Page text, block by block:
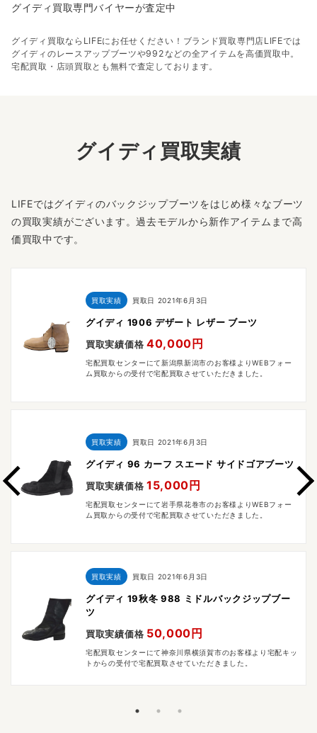
グイディ買取専門バイヤーが査定中
グイディ買取ならLIFEにお任せください！ブランド買取専門店LIFEでは
グイディのレースアップブーツや992などの全アイテムを高価買取中。
宅配買取・店頭買取とも無料で査定しております。
グイディ買取実績
LIFEではグイディのバックジップブーツをはじめ様々なブーツ
の買取実績がございます。過去モデルから新作アイテムまで高
価買取中です。
買取実績 買取日 2021年6月3日
グイディ 1906 デザート レザー ブーツ
買取実績価格 40,000円
宅配買取センターにて新潟県新潟市のお客様よりWEBフォー
ム買取からの受付で宅配買取させていただきました。
買取実績 買取日 2021年6月3日
グイディ 96 カーフ スエード サイドゴアブーツ
買取実績価格 15,000円
宅配買取センターにて岩手県花巻市のお客様よりWEBフォー
ム買取からの受付で宅配買取させていただきました。
買取実績 買取日 2021年6月3日
グイディ 19秋冬 988 ミドルバックジップブー
ツ
買取実績価格 50,000円
宅配買取センターにて神奈川県横須賀市のお客様より宅配キッ
トからの受付で宅配買取させていただきました。